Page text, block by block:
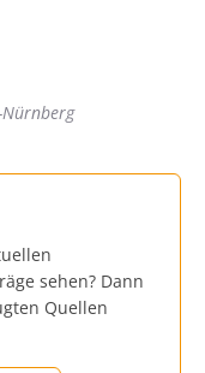
sehen? Dann
Quellen